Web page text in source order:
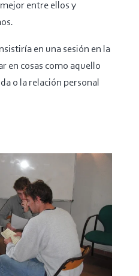
entre ellos y
en una sesión en la
en cosas como aquello
o la relación personal